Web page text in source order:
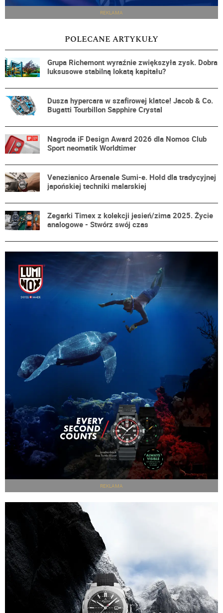
REKLAMA
POLECANE ARTYKUŁY
Grupa Richemont wyraźnie zwiększyła zysk. Dobra
luksusowe stabilną lokatą kapitału?
Dusza hypercara w szafirowej klatce! Jacob & Co.
Bugatti Tourbillon Sapphire Crystal
Nagroda iF Design Award 2026 dla Nomos Club
Sport neomatik Worldtimer
Venezianico Arsenale Sumi-e. Hołd dla tradycyjnej
japońskiej techniki malarskiej
Zegarki Timex z kolekcji jesień/zima 2025. Życie
analogowe - Stwórz swój czas
REKLAMA